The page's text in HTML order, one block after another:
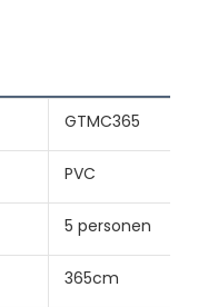
GTMC365
PVC
5 personen
365cm